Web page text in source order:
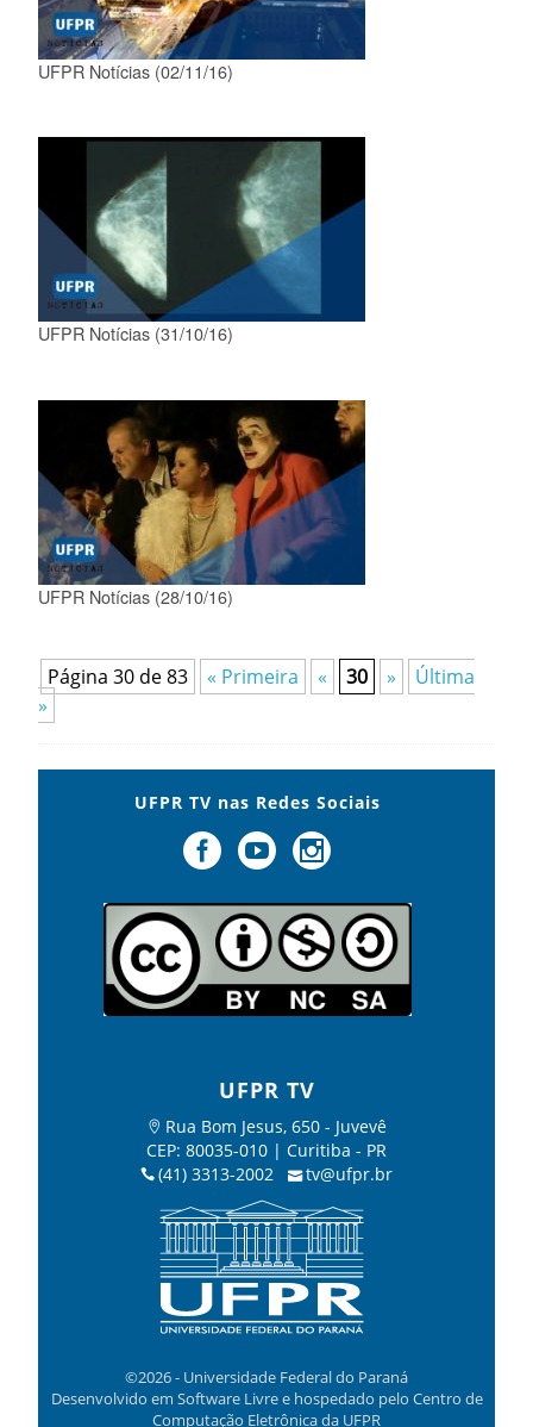
UFPR Notícias (02/11/16)
UFPR Notícias (31/10/16)
UFPR Notícias (28/10/16)
Página 30 de 83 « Primeira « 30 »
Última
»
UFPR TV nas Redes Sociais
UFPR TV
Rua Bom Jesus, 650 - Juvevê
CEP: 80035-010 | Curitiba - PR
(41) 3313-2002
tv@ufpr.br
©2026 - Universidade Federal do Paraná
Desenvolvido em Software Livre e hospedado pelo Centro de
Computação Eletrônica da UFPR